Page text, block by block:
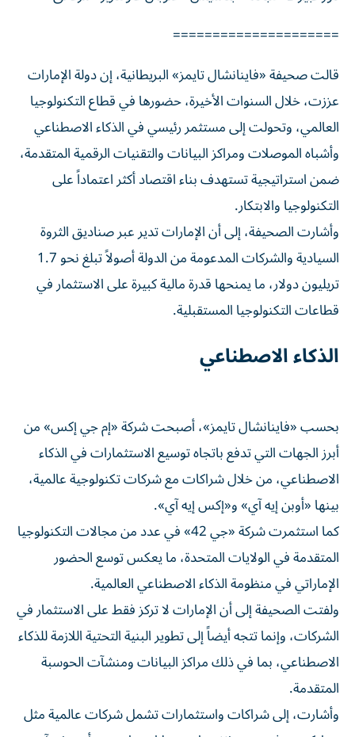
=====================
قالت صحيفة «فاينانشال تايمز» البريطانية، إن دولة الإمارات
عززت، خلال السنوات الأخيرة، حضورها في قطاع التكنولوجيا
العالمي، وتحولت إلى مستثمر رئيسي في الذكاء الاصطناعي
وأشباه الموصلات ومراكز البيانات والتقنيات الرقمية المتقدمة،
ضمن استراتيجية تستهدف بناء اقتصاد أكثر اعتماداً على
التكنولوجيا والابتكار.
وأشارت الصحيفة، إلى أن الإمارات تدير عبر صناديق الثروة
السيادية والشركات المدعومة من الدولة أصولاً تبلغ نحو 1.7
تريليون دولار، ما يمنحها قدرة مالية كبيرة على الاستثمار في
قطاعات التكنولوجيا المستقبلية.
الذكاء الاصطناعي
بحسب «فاينانشال تايمز»، أصبحت شركة «إم جي إكس» من
أبرز الجهات التي تدفع باتجاه توسيع الاستثمارات في الذكاء
الاصطناعي، من خلال شراكات مع شركات تكنولوجية عالمية،
بينها «أوبن إيه آي» و«إكس إيه آي».
كما استثمرت شركة «جي 42» في عدد من مجالات التكنولوجيا
المتقدمة في الولايات المتحدة، ما يعكس توسع الحضور
الإماراتي في منظومة الذكاء الاصطناعي العالمية.
ولفتت الصحيفة إلى أن الإمارات لا تركز فقط على الاستثمار في
الشركات، وإنما تتجه أيضاً إلى تطوير البنية التحتية اللازمة للذكاء
الاصطناعي، بما في ذلك مراكز البيانات ومنشآت الحوسبة
المتقدمة.
وأشارت، إلى شراكات واستثمارات تشمل شركات عالمية مثل